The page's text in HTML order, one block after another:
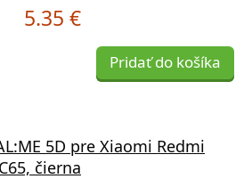
5.35 €
Pridať do košíka
5D pre Xiaomi Redmi
čierna